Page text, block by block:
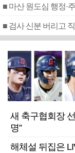
■ 마산 원도심 행정·
새 축구협회장
명”
해체설 뒤집은